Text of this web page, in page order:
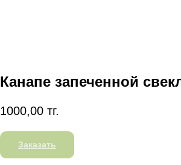
Канапе запеченной
1000,00 тг.
Заказать